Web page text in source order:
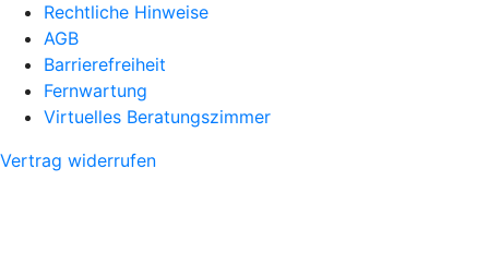
Rechtliche Hinweise
AGB
Barrierefreiheit
Fernwartung
Virtuelles Beratungszimmer
Vertrag widerrufen